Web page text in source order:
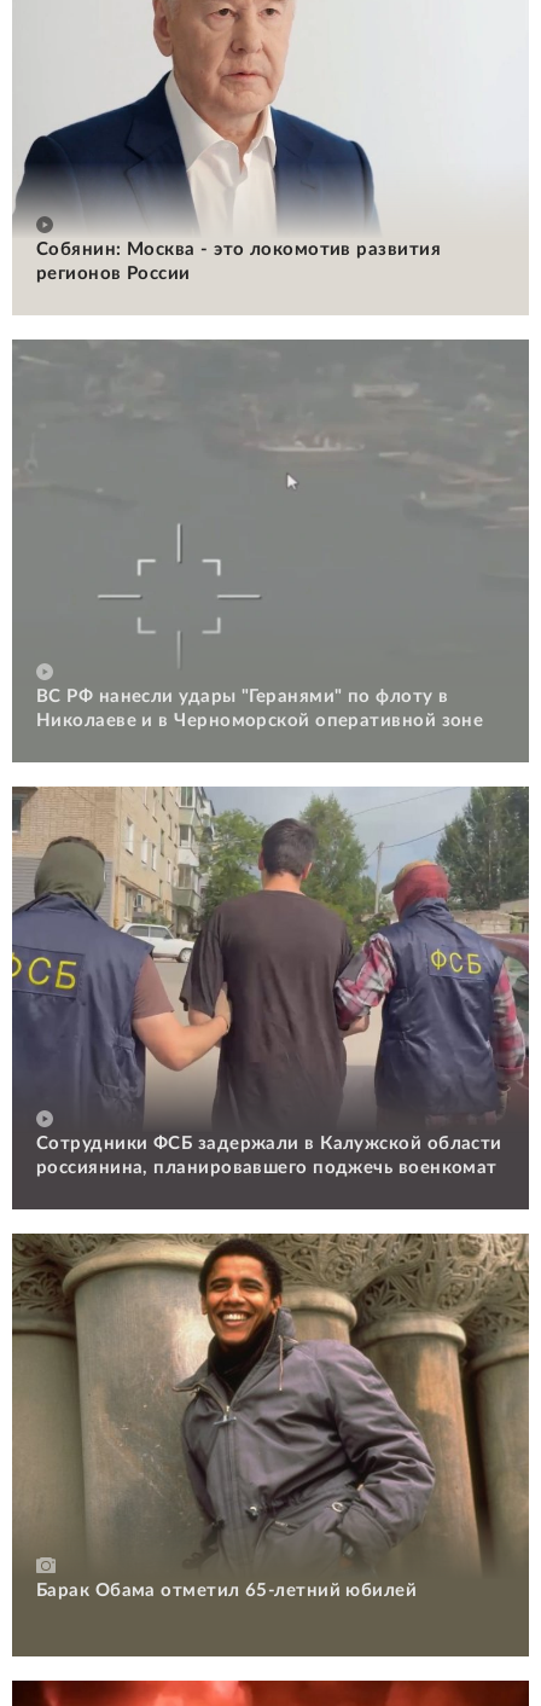
Собянин: Москва - это локомотив развития
регионов России
ВС РФ нанесли удары "Геранями" по флоту в
Николаеве и в Черноморской оперативной зоне
Сотрудники ФСБ задержали в Калужской области
россиянина, планировавшего поджечь военкомат
Барак Обама отметил 65-летний юбилей